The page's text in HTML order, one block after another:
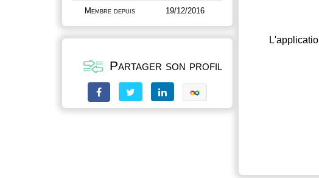
Membre depuis 19/12/2016
Partager son profil